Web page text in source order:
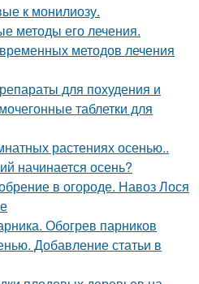
к монилиозу.
методы его лечения.
методов лечения
для похудения и
таблетки для
растениях осенью..
начинается осень?
в огороде. Навоз Лося
Обогрев парников
Добавление статьи в